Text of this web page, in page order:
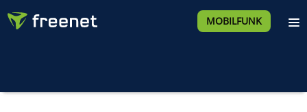
MOBILFUNK